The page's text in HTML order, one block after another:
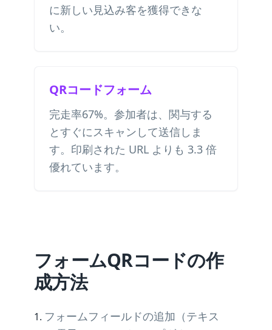
に新しい見込み客を獲得できな
い。
QRコードフォーム
完走率67%。参加者は、関与する
とすぐにスキャンして送信しま
す。印刷された URL よりも 3.3 倍
優れています。
フォームQRコードの作
成方法
フォームフィールドの追加（テキス